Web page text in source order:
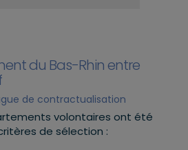
du Bas-Rhin entre
de contractualisation
volontaires ont été
de sélection :